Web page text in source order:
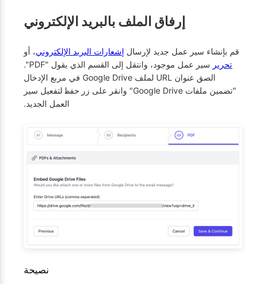
إرفاق الملف بالبريد الإلكتروني
قم بإنشاء سير عمل جديد لإرسال إشعارات البريد الإلكتروني، أو
تحرير
سير عمل موجود، وانتقل إلى القسم الذي يقول "PDF".
الصق عنوان URL لملف Google Drive في مربع الإدخال
"تضمين ملفات Google Drive" وانقر على زر
حفظلتفعيل سير
العمل الجديد.
نصيحة